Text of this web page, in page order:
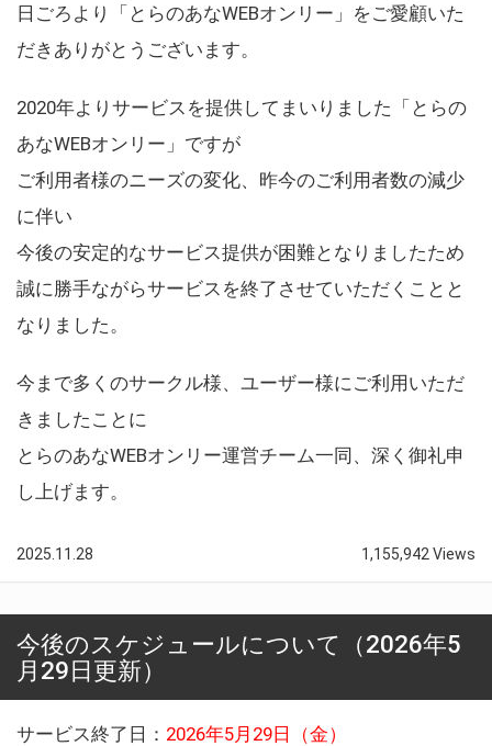
日ごろより「とらのあなWEBオンリー」をご愛顧いた
だきありがとうございます。
2020年よりサービスを提供してまいりました「とらの
あなWEBオンリー」ですが
ご利用者様のニーズの変化、昨今のご利用者数の減少
に伴い
今後の安定的なサービス提供が困難となりましたため
誠に勝手ながらサービスを終了させていただくことと
なりました。
今まで多くのサークル様、ユーザー様にご利用いただ
きましたことに
とらのあなWEBオンリー運営チーム一同、深く御礼申
し上げます。
2025.11.28 1,155,942 Views
今後のスケジュールについて（2026年5
月29日更新）
サービス終了日： 2026年5月29日（金）